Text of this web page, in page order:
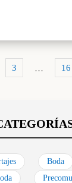
3 … 16
Boda